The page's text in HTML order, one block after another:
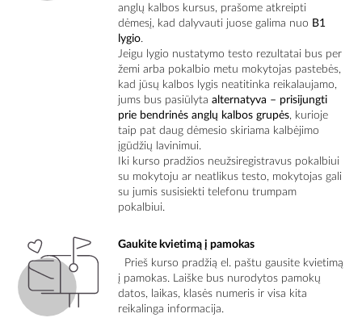
anglų kalbos kursus, prašome atkreipti
dėmesį, kad dalyvauti juose galima nuo B1
lygio.
Jeigu lygio nustatymo testo rezultatai bus per
žemi arba pokalbio metu mokytojas pastebės,
kad jūsų kalbos lygis neatitinka reikalaujamo,
jums bus pasiūlytaalternatyva – prisijungti
prie bendrinės anglų kalbos grupės , kurioje
taip pat daug dėmesio skiriama kalbėjimo
įgūdžių lavinimui.
Iki kurso pradžios neužsiregistravus pokalbiui
su mokytoju ar neatlikus testo, mokytojas gali
su jumis susisiekti telefonu trumpam
pokalbiui.
Gaukite kvietimą į pamokas
Prieš kurso pradžią el. paštu gausite kvietimą
į pamokas. Laiške bus nurodytos pamokų
datos, laikas, klasės numeris ir visa kita
reikalinga informacija.